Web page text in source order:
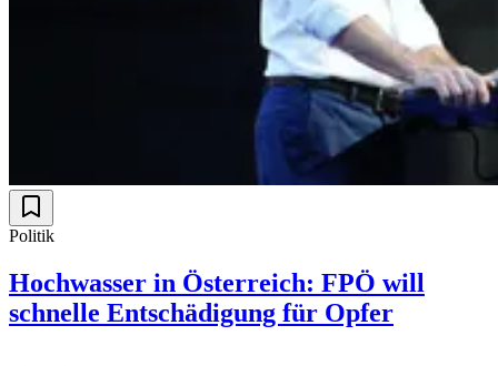
Politik
Hochwasser in Österreich: FPÖ will
schnelle Entschädigung für Opfer